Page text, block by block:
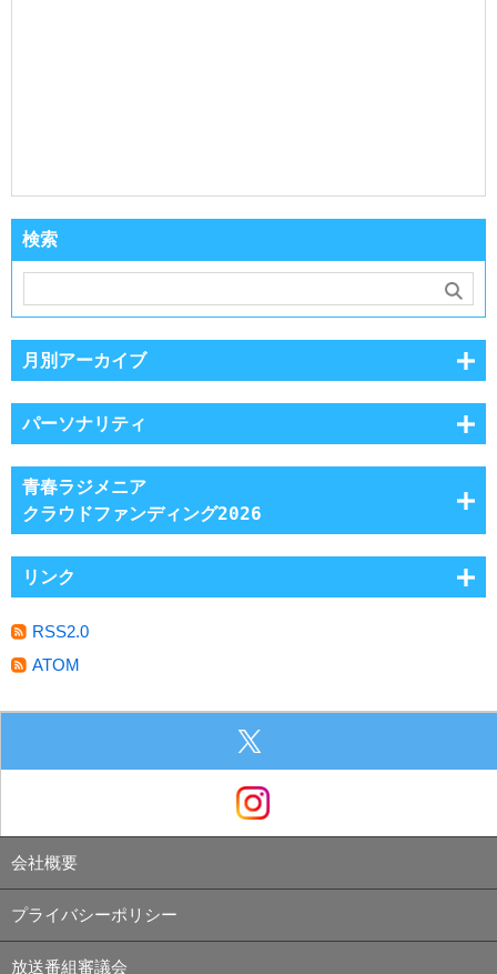
検索
月別アーカイブ
パーソナリティ
青春ラジメニア
クラウドファンディング2026
リンク
RSS2.0
ATOM
会社概要
プライバシーポリシー
放送番組審議会